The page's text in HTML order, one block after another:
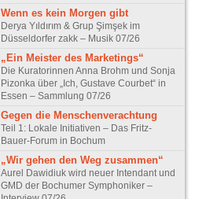
Wenn es kein Morgen gibt
Derya Yıldırım & Grup Şimşek im
Düsseldorfer zakk – Musik 07/26
„Ein Meister des Marketings“
Die Kuratorinnen Anna Brohm und Sonja
Pizonka über „Ich, Gustave Courbet“ in
Essen – Sammlung 07/26
Gegen die Menschenverachtung
Teil 1: Lokale Initiativen – Das Fritz-
Bauer-Forum in Bochum
„Wir gehen den Weg zusammen“
Aurel Dawidiuk wird neuer Intendant und
GMD der Bochumer Symphoniker –